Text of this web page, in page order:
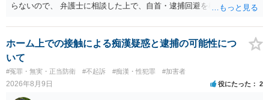
らないので、 弁護士に相談した上で、自首・逮捕回避を検討して下さ
童の性的な部位（性器等若しくはその周辺部、臀でん部又は胸部をい
う。）が露出され又は強調されているものであり、かつ、性欲を興奮
させ又は刺激するもの
ホーム上での接触による痴漢疑惑と逮捕の可能性につ
いて
#冤罪・無実・正当防衛 #不起訴 #痴漢・性犯罪 #加害者
2026年8月9日 役にたった 2